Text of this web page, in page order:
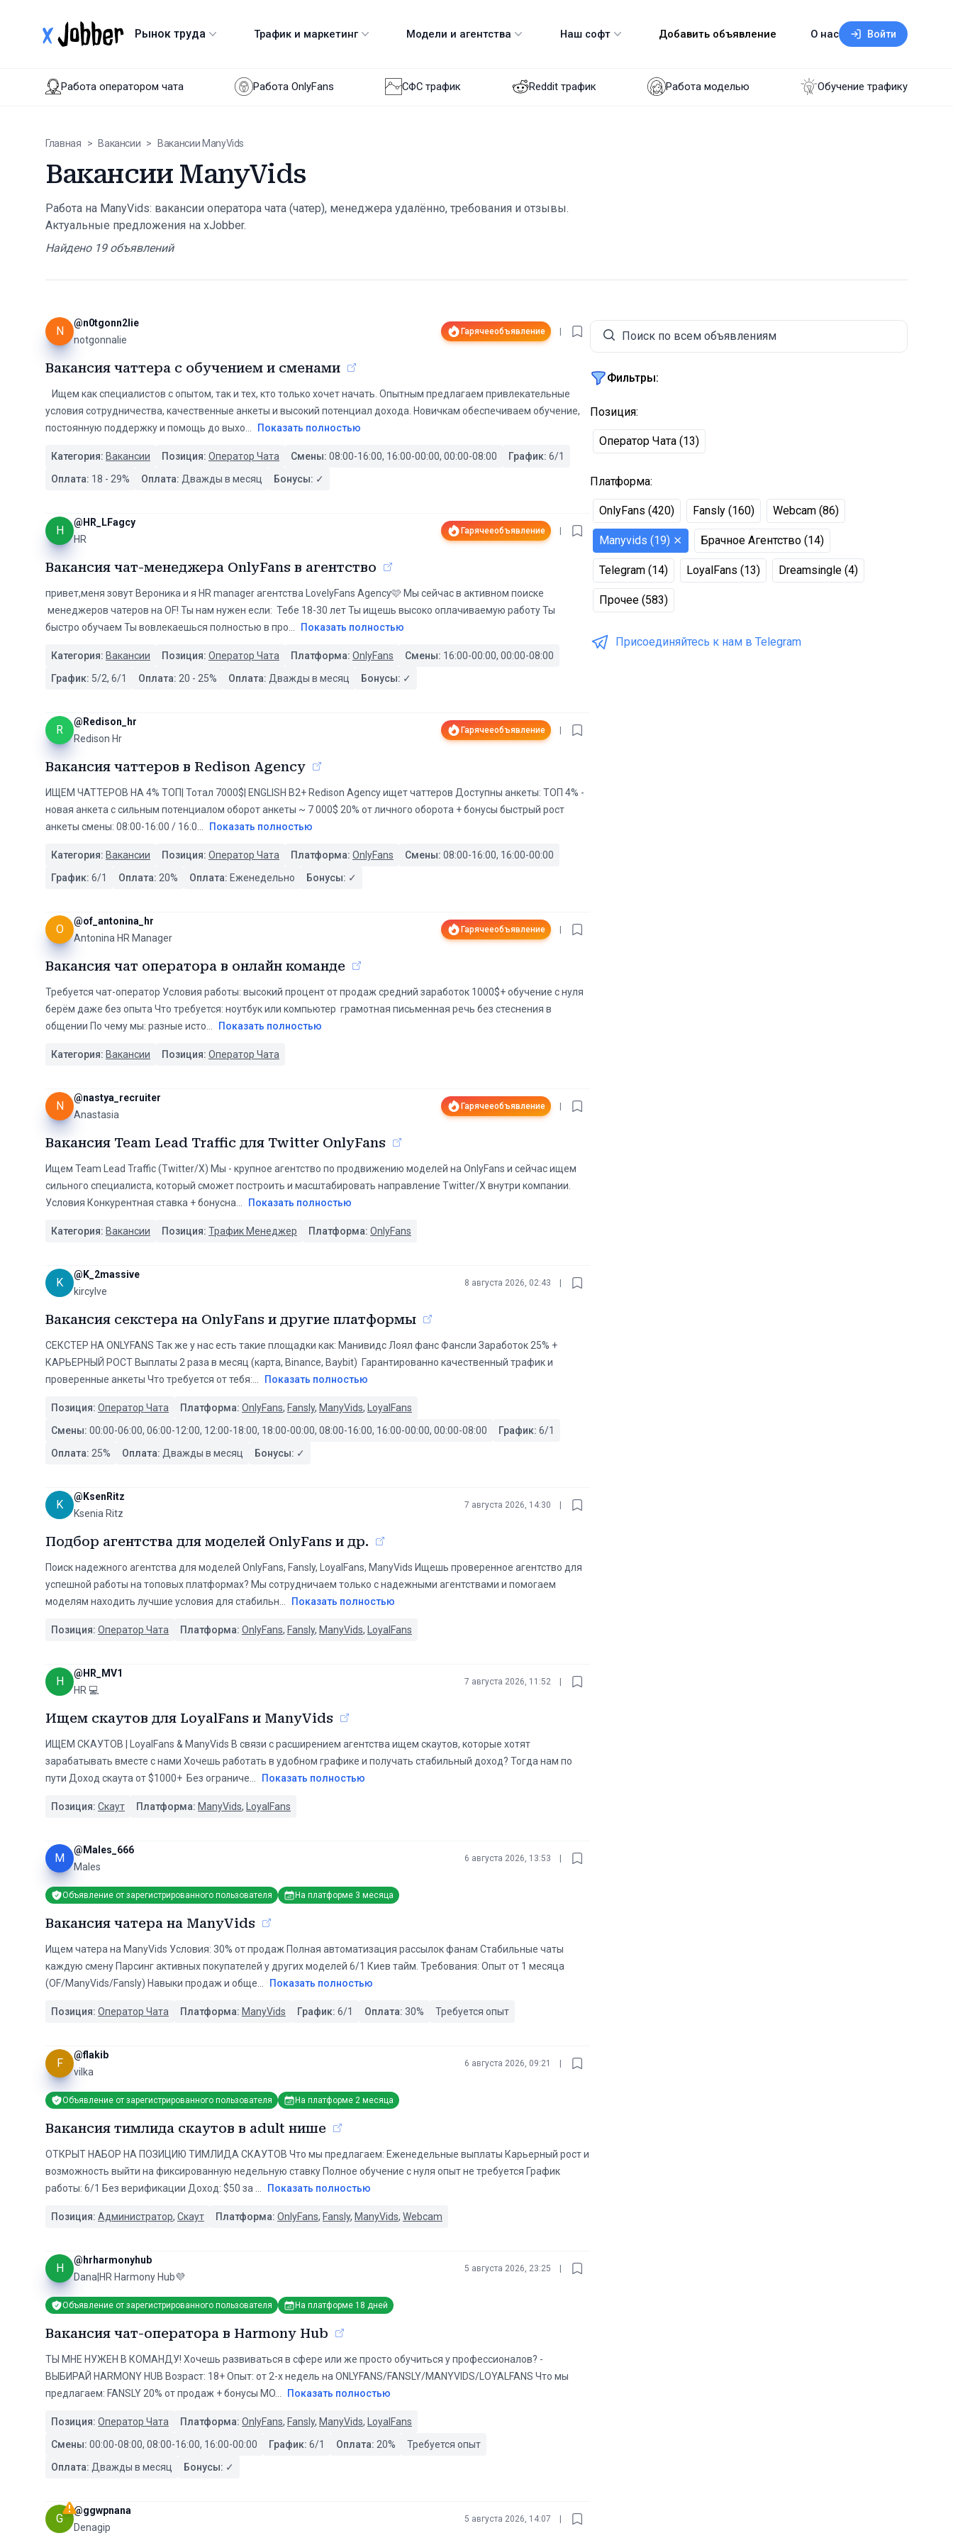
xJobber Рынок труда Трафик и маркетинг Модели и агентства Наш софт Добавить объявление О нас Войти
Работа оператором чата Работа OnlyFans СФС трафик Reddit трафик Работа моделью Обучение трафику
Главная > Вакансии > Вакансии ManyVids
Вакансии ManyVids
Работа на ManyVids: вакансии оператора чата (чатер), менеджера удалённо, требования и отзывы.
Актуальные предложения на xJobber.
Найдено 19объявлений
Поиск по всем объявлениям
Фильтры:
Позиция:
Оператор Чата (13)
Платформа:
OnlyFans (420) Fansly (160) Webcam (86)
Manyvids (19) ⨯ Брачное Агентство (14)
Telegram (14) LoyalFans (13) Dreamsingle (4)
Прочее (583)
Присоединяйтесь к нам в Telegram
N
@n0tgonn2lie
notgonnalie
Гарячееобъявление
Вакансия чаттера с обучением и сменами
️ ️ ️ Ищем как специалистов с опытом, так и тех, кто только хочет начать. Опытным предлагаем привлекательные
условия сотрудничества, качественные анкеты и высокий потенциал дохода. Новичкам обеспечиваем обучение,
постоянную поддержку и помощь до выхо
Показать полностью
Категория: Вакансии Позиция: Оператор Чата Смены: 08:00-16:00, 16:00-00:00, 00:00-08:00 График: 6/1
Оплата: 18 - 29% Оплата: Дважды в месяц Бонусы: ✓
H
@ HR_LFagcy
HR
Гарячееобъявление
Вакансия чат-менеджера OnlyFans в агентство
привет,меня зовут Вероника и я HR manager агентства LovelyFans Agency🩷 Мы сейчас в активном поиске
менеджеров чатеров на OF! Ты нам нужен если: Тебе 18-30 лет Ты ищешь высоко оплачиваемую работу Ты
быстро обучаем Ты вовлекаешься полностью в про
Показать полностью
Категория: Вакансии Позиция: Оператор Чата Платформа: OnlyFans Смены: 16:00-00:00, 00:00-08:00
График: 5/2, 6/1 Оплата: 20 - 25% Оплата: Дважды в месяц Бонусы: ✓
R
@ Redison_hr
Redison Hr
Гарячееобъявление
Вакансия чаттеров в Redison Agency
ИЩЕМ ЧАТТЕРОВ НА 4% ТОП| Тотал 7000$| ENGLISH B2+ Redison Agency ищет чаттеров Доступны анкеты: ТОП 4% -
новая анкета с сильным потенциалом оборот анкеты ~ 7 000$ 20% от личного оборота + бонусы быстрый рост
анкеты смены: 08:00-16:00 / 16:0
Показать полностью
Категория: Вакансии Позиция: Оператор Чата Платформа: OnlyFans Смены: 08:00-16:00, 16:00-00:00
График: 6/1 Оплата: 20% Оплата: Еженедельно Бонусы: ✓
O
@of_antonina_hr
Antonina HR Manager
Гарячееобъявление
Вакансия чат оператора в онлайн команде
Требуется чат-оператор Условия работы: высокий процент от продаж средний заработок 1000$+ обучение с нуля
берём даже без опыта Что требуется: ноутбук или компьютер ️ грамотная письменная речь без стеснения в
общении По чему мы: разные исто
Показать полностью
Категория: Вакансии Позиция: Оператор Чата
N
@nastya_recruiter
Anastasia
Гарячееобъявление
Вакансия Team Lead Traffic для Twitter OnlyFans
Ищем Team Lead Traffic (Twitter/X) Мы - крупное агентство по продвижению моделей на OnlyFans и сейчас ищем
сильного специалиста, который сможет построить и масштабировать направление Twitter/X внутри компании.
Условия Конкурентная ставка + бонусна
Показать полностью
Категория: Вакансии Позиция: Трафик Менеджер Платформа: OnlyFans
K
@ K_2massive
kircylve
8 августа 2026, 02:43
Вакансия секстера на OnlyFans и другие платформы
СЕКСТЕР НА ONLYFANS Так же у нас есть такие площадки как: Манивидс Лоял фанс Фансли Заработок 25% +
КАРЬЕРНЫЙ РОСТ Выплаты 2 раза в месяц (карта, Binance, Baybit) ️ Гарантированно качественный трафик и
проверенные анкеты ️Что требуется от тебя:️
Показать полностью
Позиция: Оператор Чата Платформа: OnlyFans, Fansly, ManyVids,
LoyalFans
Смены: 00:00-06:00, 06:00-12:00, 12:00-18:00, 18:00-00:00, 08:00-16:00, 16:00-00:00, 00:00-08:00 График: 6/1
Оплата: 25% Оплата: Дважды в месяц Бонусы: ✓
K
@ KsenRitz
Ksenia Ritz
7 августа 2026, 14:30
Подбор агентства для моделей OnlyFans и др.
Поиск надежного агентства для моделей OnlyFans, Fansly, LoyalFans, ManyVids Ищешь проверенное агентство для
успешной работы на топовых платформах? Мы сотрудничаем только с надежными агентствами и помогаем
моделям находить лучшие условия для стабильн
Показать полностью
Позиция: Оператор Чата Платформа: OnlyFans, Fansly, ManyVids, LoyalFans
H
@ HR_MV1
HR 💻
7 августа 2026, 11:52
Ищем скаутов для LoyalFans и ManyVids
ИЩЕМ СКАУТОВ | LoyalFans & ManyVids В связи с расширением агентства ищем скаутов, которые хотят
зарабатывать вместе с нами Хочешь работать в удобном графике и получать стабильный доход? Тогда нам по
пути Доход скаута от $1000+ ️ Без ограниче
Показать полностью
Позиция: Скаут Платформа: ManyVids, LoyalFans
M
@ Males_666
Males
6 августа 2026, 13:53
Объявление от зарегистрированного пользователя На платформе 3 месяца
Вакансия чатера на ManyVids
Ищем чатера на ManyVids Условия: 30% от продаж Полная автоматизация рассылок фанам Стабильные чаты
каждую смену Парсинг активных покупателей у других моделей 6/1 Киев тайм. Требования: Опыт от 1 месяца
(OF/ManyVids/Fansly) Навыки продаж и обще
Показать полностью
Позиция: Оператор Чата Платформа: ManyVids График: 6/1 Оплата: 30% Требуется опыт
F
@flakib
vilka
6 августа 2026, 09:21
Объявление от зарегистрированного пользователя На платформе 2 месяца
Вакансия тимлида скаутов в adult нише
ОТКРЫТ НАБОР НА ПОЗИЦИЮ ТИМЛИДА СКАУТОВ Что мы предлагаем: Еженедельные выплаты Карьерный рост и
возможность выйти на фиксированную недельную ставку Полное обучение с нуля опыт не требуется График
работы: 6/1 Без верификации Доход: $50 за
Показать полностью
Позиция: Администратор, Скаут Платформа: OnlyFans, Fansly, ManyVids, Webcam
H
@ hrharmonyhub
Dana|HR Harmony Hub💜
5 августа 2026, 23:25
Объявление от зарегистрированного пользователя На платформе 18 дней
Вакансия чат-оператора в Harmony Hub
ТЫ МНЕ НУЖЕН В КОМАНДУ! Хочешь развиваться в сфере или же просто обучиться у профессионалов? -
ВЫБИРАЙ HARMONY HUB Возраст: 18+ Опыт: от 2-х недель на ONLYFANS/FANSLY/MANYVIDS/LOYALFANS Что мы
предлагаем: FANSLY 20% от продаж + бонусы MO
Показать полностью
Позиция: Оператор Чата Платформа: OnlyFans, Fansly, ManyVids,
LoyalFans
Смены: 00:00-08:00, 08:00-16:00, 16:00-00:00 График: 6/1 Оплата: 20%
Требуется опыт
Оплата: Дважды в месяц Бонусы: ✓
G
@ggwpnana
Denagip
5 августа 2026, 14:07